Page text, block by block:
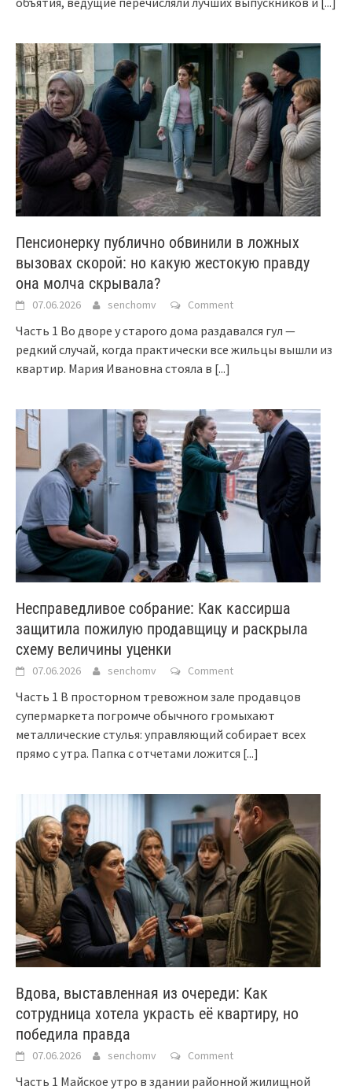
Пенсионерку публично обвинили в ложных
вызовах скорой: но какую жестокую правду
она молча скрывала?
07.06.2026 senchomv Comment
Часть 1 Во дворе у старого дома раздавался гул —
редкий случай, когда практически все жильцы вышли из
квартир. Мария Ивановна стояла в [...]
Несправедливое собрание: Как кассирша
защитила пожилую продавщицу и раскрыла
схему величины уценки
07.06.2026 senchomv Comment
Часть 1 В просторном тревожном зале продавцов
супермаркета погромче обычного громыхают
металлические стулья: управляющий собирает всех
прямо с утра. Папка с отчетами ложится [...]
Вдова, выставленная из очереди: Как
сотрудница хотела украсть её квартиру, но
победила правда
07.06.2026 senchomv Comment
Часть 1 Майское утро в здании районной жилищной